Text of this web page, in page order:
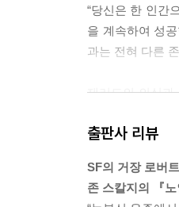
“당신은 한 인간
을 계속하여 성
과는 전혀 다른
재러드의 의식과
기분을 그대로 느
“사실은 네 의식
테고, 특수부대
출판사 리뷰
SF의 거장 로버
존 스칼지의 『